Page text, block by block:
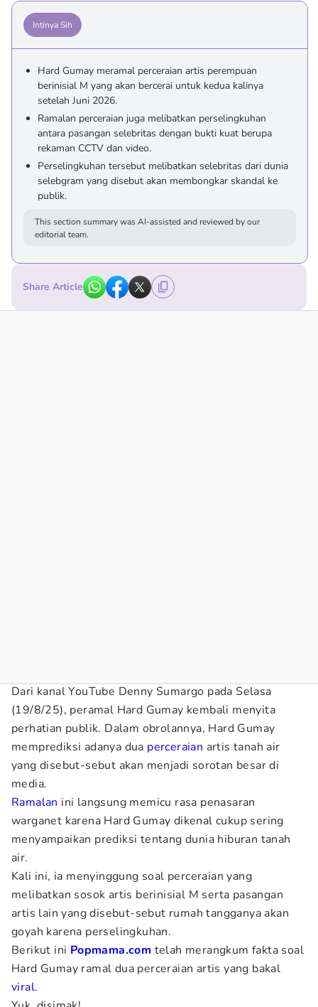
Intinya Sih
Hard Gumay meramal perceraian artis perempuan
berinisial M yang akan bercerai untuk kedua kalinya
setelah Juni 2026.
Ramalan perceraian juga melibatkan perselingkuhan
antara pasangan selebritas dengan bukti kuat berupa
rekaman CCTV dan video.
Perselingkuhan tersebut melibatkan selebritas dari dunia
selebgram yang disebut akan membongkar skandal ke
publik.
This section summary was AI-assisted and reviewed by our
editorial team.
Share Article
Dari kanal YouTube Denny Sumargo pada Selasa
(19/8/25), peramal Hard Gumay kembali menyita
perhatian publik. Dalam obrolannya, Hard Gumay
memprediksi adanya dua perceraian artis tanah air
yang disebut-sebut akan menjadi sorotan besar di
media.
Ramalan ini langsung memicu rasa penasaran
warganet karena Hard Gumay dikenal cukup sering
menyampaikan prediksi tentang dunia hiburan tanah
air.
Kali ini, ia menyinggung soal perceraian yang
melibatkan sosok artis berinisial M serta pasangan
artis lain yang disebut-sebut rumah tangganya akan
goyah karena perselingkuhan.
Berikut ini Popmama.com telah merangkum fakta soal
Hard Gumay ramal dua perceraian artis yang bakal
viral.